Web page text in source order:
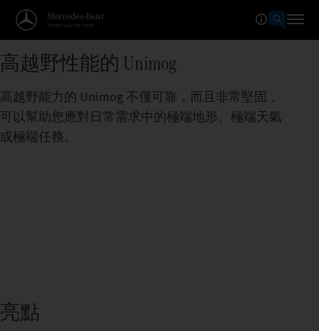
高越野性能的 Unimog
高越野能力的 Unimog 不僅可靠，而且非常堅固，
可以幫助您應對日常需求中的極端地形、極端天氣
或極端任務。
亮點